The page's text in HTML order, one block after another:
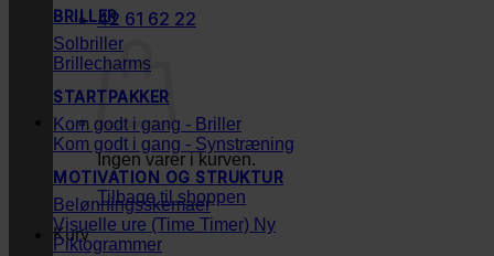
42 61 62 22
Ingen varer i kurven.
Tilbage til shoppen
Kurv
BRILLER
Solbriller
Brillecharms
STARTPAKKER
Kom godt i gang - Briller
Kom godt i gang - Synstræning
MOTIVATION OG STRUKTUR
Belønningsskemaer
Visuelle ure (Time Timer)
Piktogrammer